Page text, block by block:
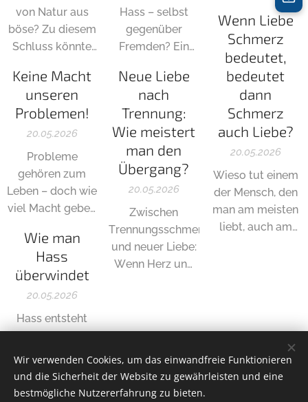
es dem Partner
schonend bei?
jemand anderem
hat?
von Natur aus
böse? Zu diesem
Schluss könnte
wenn man sich
von den
Menschen "Tür
an Tür" ständig
beobachtet und
bewertet fühlt.
Hass – selbst
gegenüber
Fremden? Ein
Ursachen,
Gedankenmuster
und wie aus
negativen
Emotionen auch
etwas Positives
entstehen kann.
nach Situation
unterschiedliche
Rollen? Ein Blick
auf Schutz,
Anpassung und
unsere wahre
Identität.
Keine Macht
unseren
Problemen!
20.05.2026
Probleme
gehören zum
Leben – doch wie
viel Macht geben
wirklich? Ein
Anstoß, sich die
Kontrolle über
das eigene Leben
wieder
zurückzuholen.
Neue Liebe
nach
Trennung:
Wie meistert
man den
Übergang?
20.05.2026
Zwischen
Trennungsschmerz
und neuer Liebe:
Wenn Herz und
es braucht, dem
zu vertrauen.
Wenn Liebe
Schmerz
bedeutet,
bedeutet
dann
Schmerz
auch Liebe?
20.05.2026
Wieso tut einem
der Mensch, den
man am meisten
liebt, auch am
zu verspüren?
Wenn man das
Gefühl hat, dass
es einfach nicht
Wie man
Hass
überwindet
20.05.2026
Hass entsteht
aus Schmerz und
Enttäuschung –
doch er schadet
meist nur uns
Ältere Posts
Wir verwenden Cookies, um das einwandfreie Funktionieren
und die Sicherheit der Website zu gewährleisten und eine
bestmögliche Nutzererfahrung zu bieten.